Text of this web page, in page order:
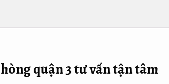
quận 3 tư vấn tận tâm